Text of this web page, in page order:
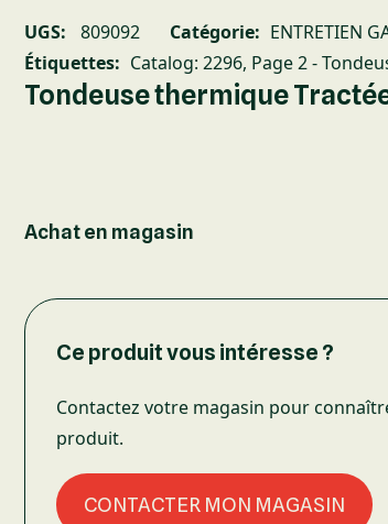
UGS: 809092 Catégorie: ENTRETIEN
Étiquettes: Catalog: 2296, Page 2 -
Tondeuse thermique Tractée
Achat en magasin
Ce produit vous intéresse ?
Contactez votre magasin pour
produit.
CONTACTER MON MAGASIN